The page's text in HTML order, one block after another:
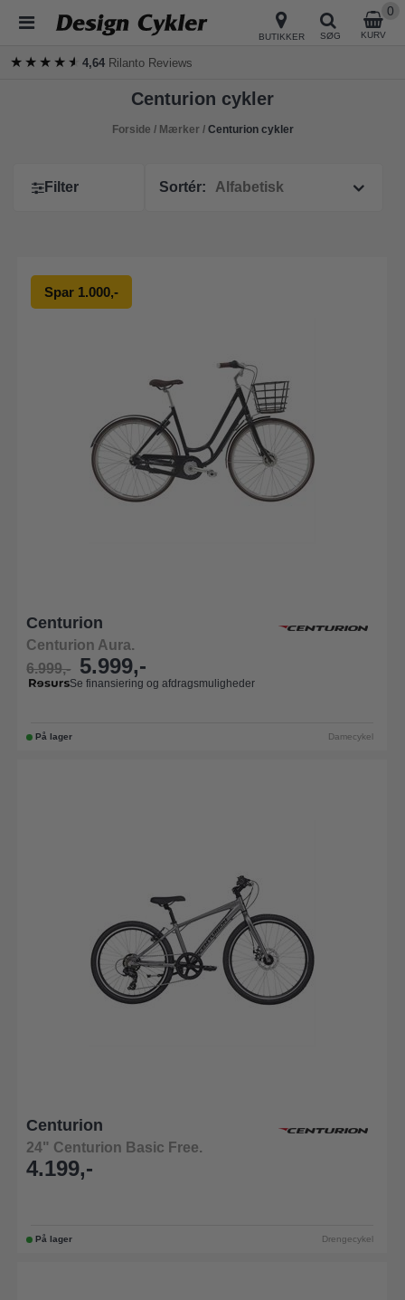
BUTIKKER SØG KURV
0
★★★★★
★★★★★4,64 Rilanto Reviews
Centurion cykler
Forside / Mærker/ Centurion cykler
Filter Sortér:
Spar 1.000,-
Centurion
Centurion Aura.
6.999,-
5.999,-
Se finansiering og afdragsmuligheder
På lager Damecykel
Centurion
24" Centurion Basic Free.
4.199,-
På lager Drengecykel